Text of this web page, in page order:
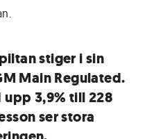
.
stiger i sin
Main Regulated.
3,9% till 228
ser stora